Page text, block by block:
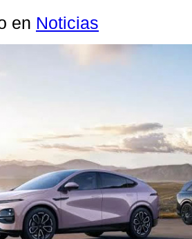
en Noticias